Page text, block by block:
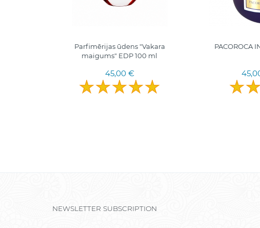
Parfimērijas ūdens "Vakara
maigums" EDP 100 ml
45,00 €
PACOROCA
NEWSLETTER SUBSCRIPTION